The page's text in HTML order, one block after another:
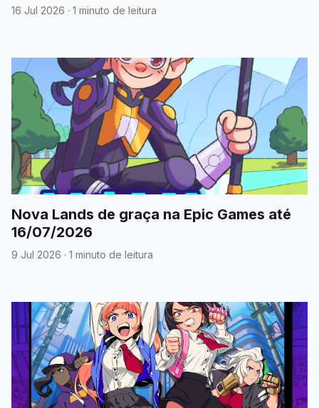
16 Jul 2026 · 1 minuto de leitura
Nova Lands de graça na Epic Games até
16/07/2026
9 Jul 2026 · 1 minuto de leitura